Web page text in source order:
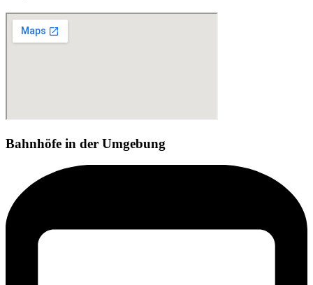
Bahnhöfe in der Umgebung